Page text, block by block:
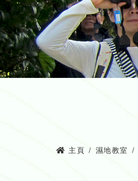
主頁 濕地教室